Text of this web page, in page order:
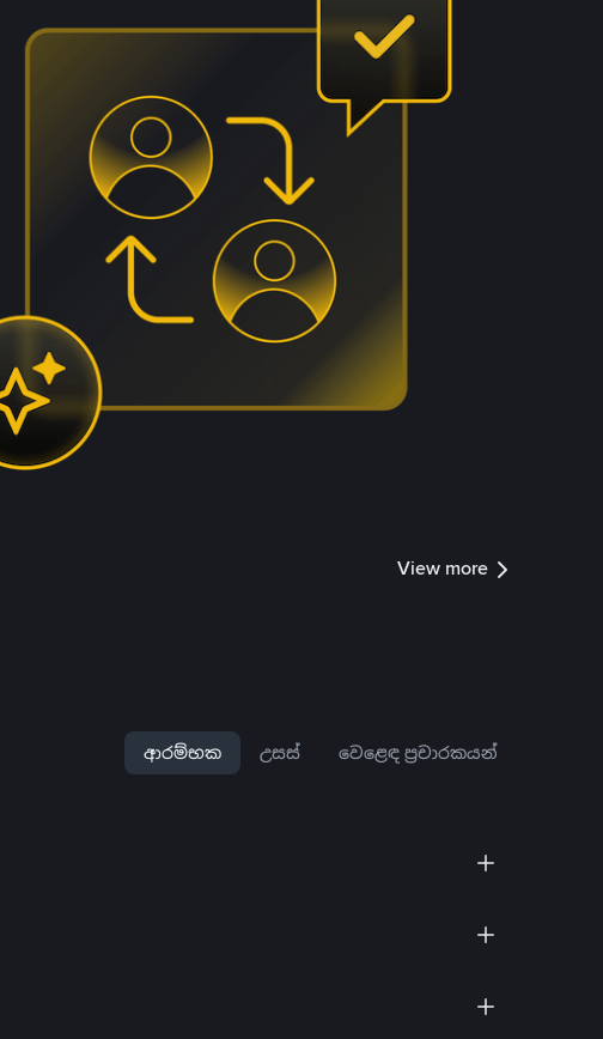
View more
ආරම්භක උසස් වෙළෙඳ ප්‍රචාරකයන්